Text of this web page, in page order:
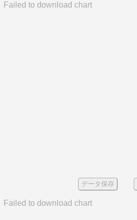
Failed to download chart
データ保存
Failed to download chart